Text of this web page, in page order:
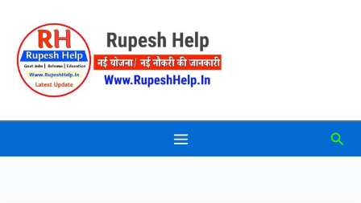
content